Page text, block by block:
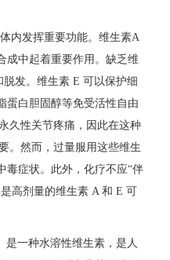
内发挥重要功能。维生素A
成中起着重要作用。缺乏维
发。维生素 E 可以保护细
蛋白胆固醇等免受活性自由
久性关节疼痛，因此在这种
。然而，过量服用这些维生
毒症状。此外，化疗不应“伴
高剂量的维生素 A 和 E 可
是一种水溶性维生素，是人